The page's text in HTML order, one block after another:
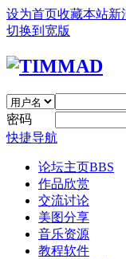
设为首页收藏本站新
切换到宽版
密码
快捷导航
论坛主页BBS
作品欣赏
交流讨论
美图分享
音乐资源
教程软件